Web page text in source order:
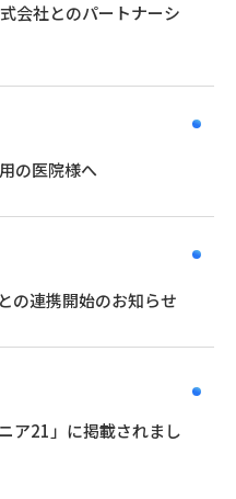
会社とのパートナーシ
の医院様へ
の連携開始のお知らせ
ア21」に掲載されまし